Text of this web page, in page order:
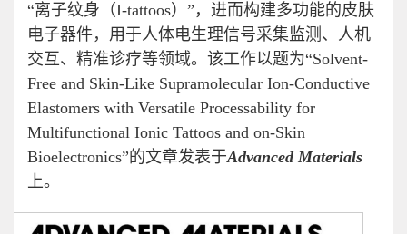
“离子纹身（I-tattoos）”，进而构建多功能的皮肤
电子器件，用于人体电生理信号采集监测、人机
交互、精准诊疗等领域。该工作以题为“Solvent-
Free and Skin-Like Supramolecular Ion-Conductive
Elastomers with Versatile Processability for
Multifunctional Ionic Tattoos and on-Skin
Bioelectronics”的文章发表于Advanced Materials
上。